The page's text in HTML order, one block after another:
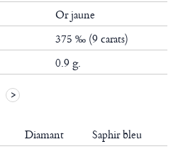
Or jaune
375 ‰ (9 carats)
0.9 g.
Diamant
Saphir bleu